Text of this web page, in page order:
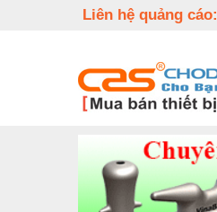
Liên hệ quảng cáo: